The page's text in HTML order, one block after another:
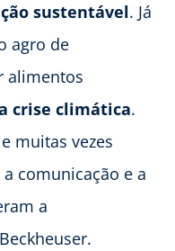
sustentável. Já
agro de
alimentos
crise climática.
muitas vezes
comunicação e a
a